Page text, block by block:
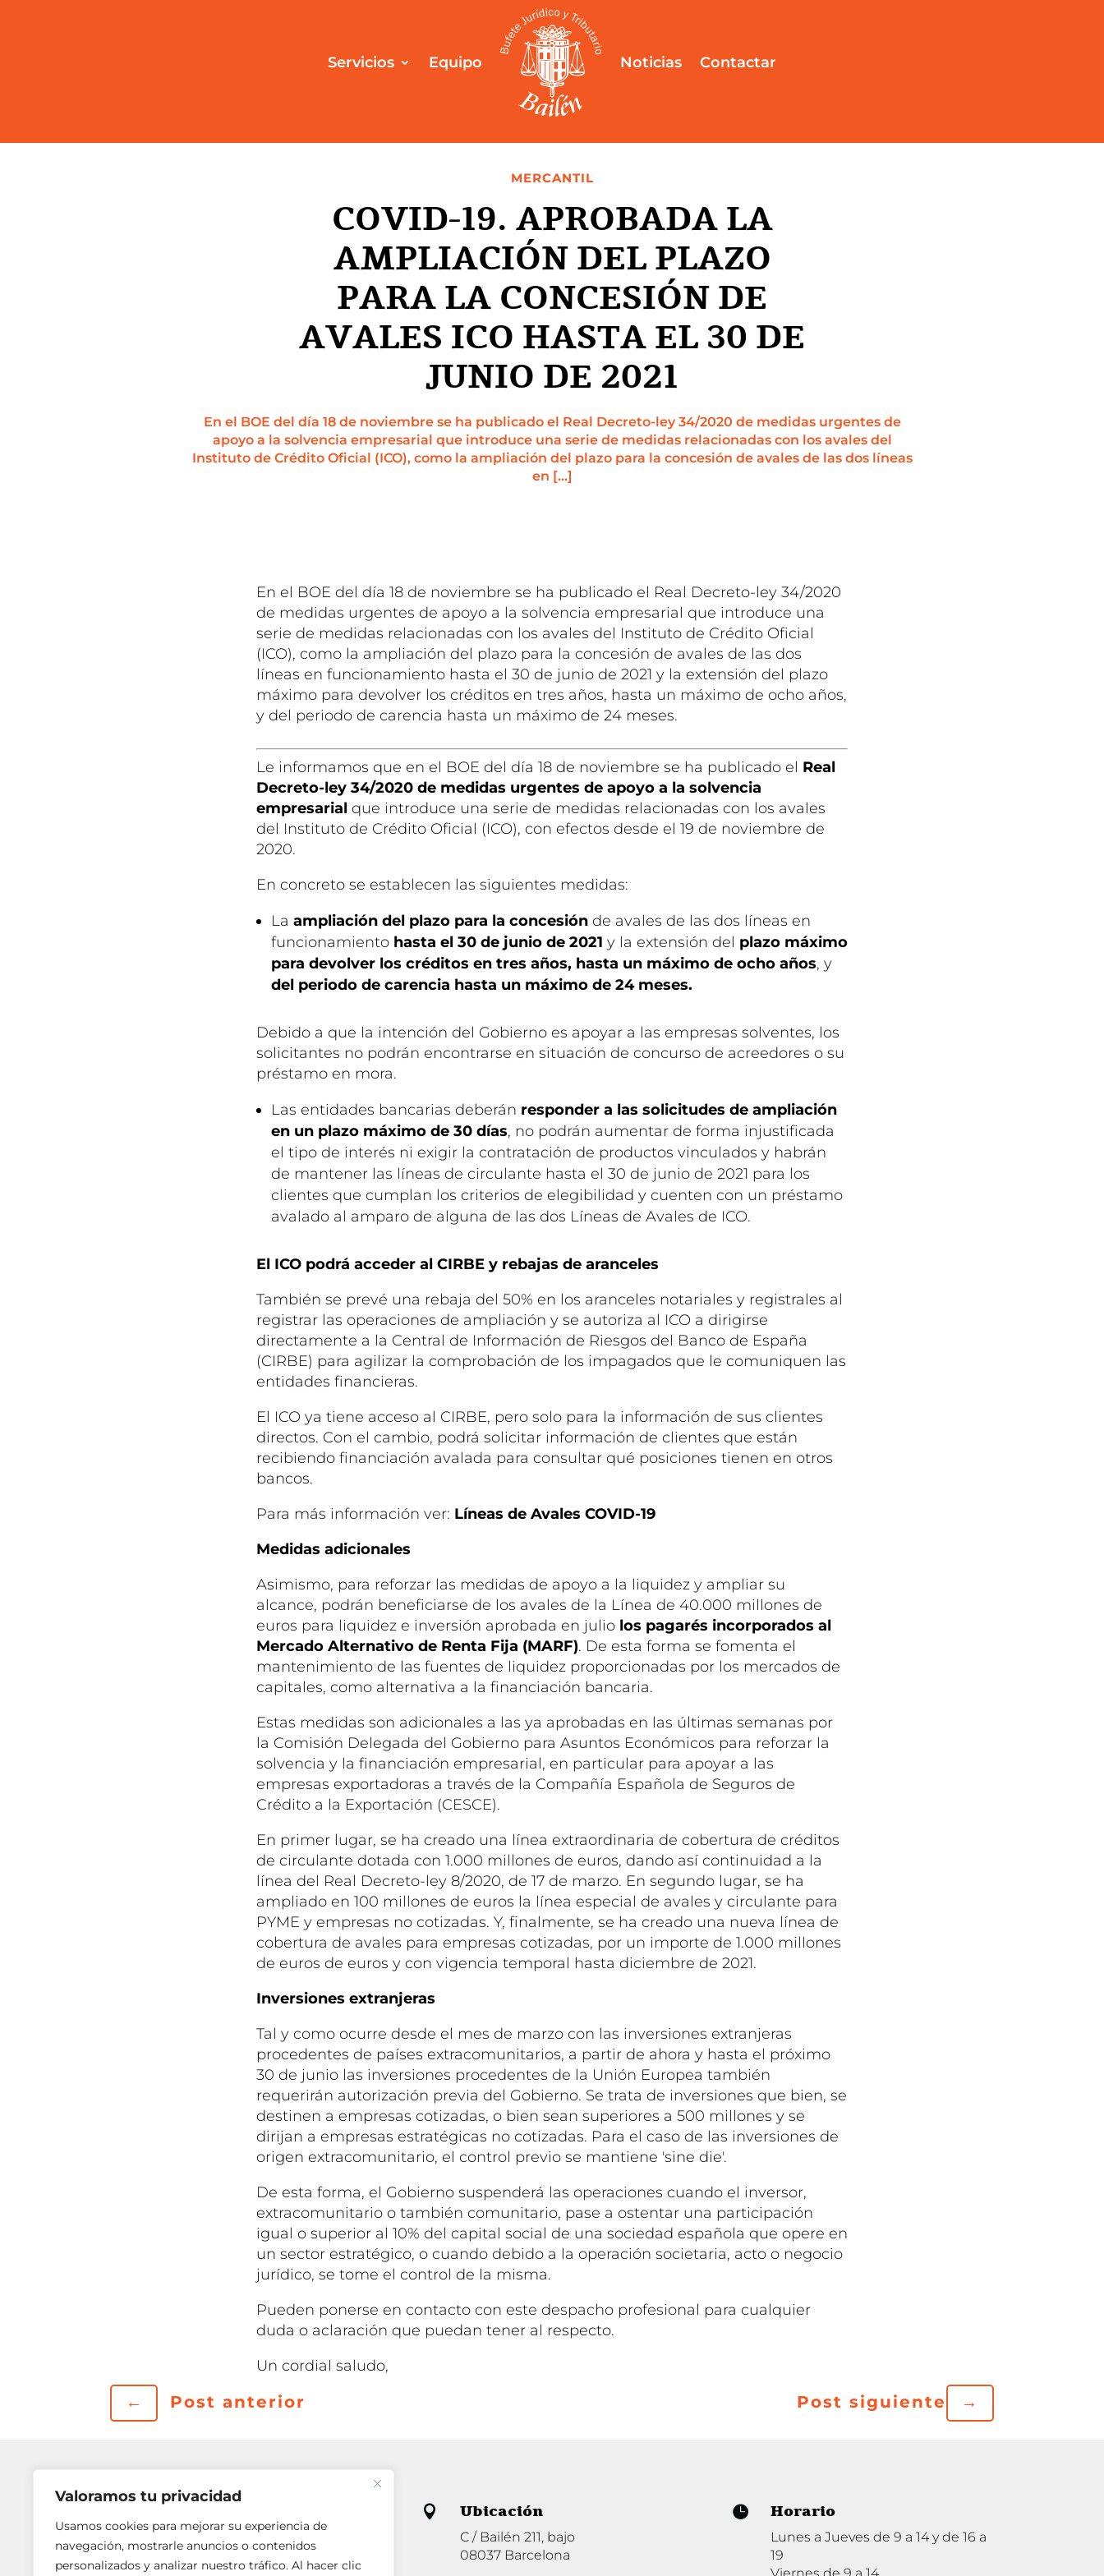
Valoramos tu privacidad
Usamos cookies para mejorar su experiencia de
navegación, mostrarle anuncios o contenidos
personalizados y analizar nuestro tráfico. Al hacer clic
Servicios Equipo Noticias Contactar
MERCANTIL
COVID-19. APROBADA LA
AMPLIACIÓN DEL PLAZO
PARA LA CONCESIÓN DE
AVALES ICO HASTA EL 30 DE
JUNIO DE 2021
En el BOE del día 18 de noviembre se ha publicado el Real Decreto-ley 34/2020 de medidas urgentes de
apoyo a la solvencia empresarial que introduce una serie de medidas relacionadas con los avales del
Instituto de Crédito Oficial (ICO), como la ampliación del plazo para la concesión de avales de las dos líneas
en […]
En el BOE del día 18 de noviembre se ha publicado el Real Decreto-ley 34/2020
de medidas urgentes de apoyo a la solvencia empresarial que introduce una
serie de medidas relacionadas con los avales del Instituto de Crédito Oficial
(ICO), como la ampliación del plazo para la concesión de avales de las dos
líneas en funcionamiento hasta el 30 de junio de 2021 y la extensión del plazo
máximo para devolver los créditos en tres años, hasta un máximo de ocho años,
y del periodo de carencia hasta un máximo de 24 meses.
Le informamos que en el BOE del día 18 de noviembre se ha publicado el Real
Decreto-ley 34/2020 de medidas urgentes de apoyo a la solvencia
empresarial que introduce una serie de medidas relacionadas con los avales
del Instituto de Crédito Oficial (ICO), con efectos desde el 19 de noviembre de
2020.
En concreto se establecen las siguientes medidas:
La ampliación del plazo para la concesión de avales de las dos líneas en
funcionamiento hasta el 30 de junio de 2021 y la extensión del plazo máximo
para devolver los créditos en tres años, hasta un máximo de ocho años, y
del periodo de carencia hasta un máximo de 24 meses.
Debido a que la intención del Gobierno es apoyar a las empresas solventes, los
solicitantes no podrán encontrarse en situación de concurso de acreedores o su
préstamo en mora.
Las entidades bancarias deberán responder a las solicitudes de ampliación
en un plazo máximo de 30 días, no podrán aumentar de forma injustificada
el tipo de interés ni exigir la contratación de productos vinculados y habrán
de mantener las líneas de circulante hasta el 30 de junio de 2021 para los
clientes que cumplan los criterios de elegibilidad y cuenten con un préstamo
avalado al amparo de alguna de las dos Líneas de Avales de ICO.
El ICO podrá acceder al CIRBE y rebajas de aranceles
También se prevé una rebaja del 50% en los aranceles notariales y registrales al
registrar las operaciones de ampliación y se autoriza al ICO a dirigirse
directamente a la Central de Información de Riesgos del Banco de España
(CIRBE) para agilizar la comprobación de los impagados que le comuniquen las
entidades financieras.
El ICO ya tiene acceso al CIRBE, pero solo para la información de sus clientes
directos. Con el cambio, podrá solicitar información de clientes que están
recibiendo financiación avalada para consultar qué posiciones tienen en otros
bancos.
Para más información ver: Líneas de Avales COVID-19
Medidas adicionales
Asimismo, para reforzar las medidas de apoyo a la liquidez y ampliar su
alcance, podrán beneficiarse de los avales de la Línea de 40.000 millones de
euros para liquidez e inversión aprobada en julio los pagarés incorporados al
Mercado Alternativo de Renta Fija (MARF). De esta forma se fomenta el
mantenimiento de las fuentes de liquidez proporcionadas por los mercados de
capitales, como alternativa a la financiación bancaria.
Estas medidas son adicionales a las ya aprobadas en las últimas semanas por
la Comisión Delegada del Gobierno para Asuntos Económicos para reforzar la
solvencia y la financiación empresarial, en particular para apoyar a las
empresas exportadoras a través de la Compañía Española de Seguros de
Crédito a la Exportación (CESCE).
En primer lugar, se ha creado una línea extraordinaria de cobertura de créditos
de circulante dotada con 1.000 millones de euros, dando así continuidad a la
línea del Real Decreto-ley 8/2020, de 17 de marzo. En segundo lugar, se ha
ampliado en 100 millones de euros la línea especial de avales y circulante para
PYME y empresas no cotizadas. Y, finalmente, se ha creado una nueva línea de
cobertura de avales para empresas cotizadas, por un importe de 1.000 millones
de euros de euros y con vigencia temporal hasta diciembre de 2021.
Inversiones extranjeras
Tal y como ocurre desde el mes de marzo con las inversiones extranjeras
procedentes de países extracomunitarios, a partir de ahora y hasta el próximo
30 de junio las inversiones procedentes de la Unión Europea también
requerirán autorización previa del Gobierno. Se trata de inversiones que bien, se
destinen a empresas cotizadas, o bien sean superiores a 500 millones y se
dirijan a empresas estratégicas no cotizadas. Para el caso de las inversiones de
origen extracomunitario, el control previo se mantiene 'sine die'.
De esta forma, el Gobierno suspenderá las operaciones cuando el inversor,
extracomunitario o también comunitario, pase a ostentar una participación
igual o superior al 10% del capital social de una sociedad española que opere en
un sector estratégico, o cuando debido a la operación societaria, acto o negocio
jurídico, se tome el control de la misma.
Pueden ponerse en contacto con este despacho profesional para cualquier
duda o aclaración que puedan tener al respecto.
Un cordial saludo,
← Post anterior Post siguiente →
 Ubicación
C / Bailén 211, bajo
08037 Barcelona
 Horario
Lunes a Jueves de 9 a 14 y de 16 a
19